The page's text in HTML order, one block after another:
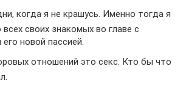
когда я не крашусь. Именно тогда я
своих знакомых во главе с
новой пассией.
отношений это секс. Кто бы что